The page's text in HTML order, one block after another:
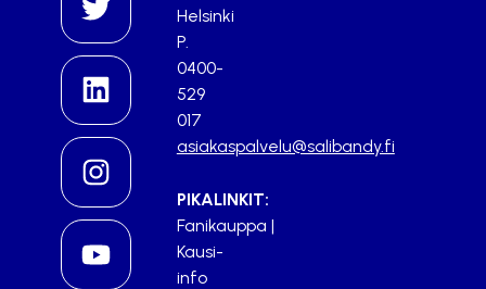
Helsinki
P.
0400-
529
017
asiakaspalvelu@salibandy.fi
PIKALINKIT:
Fanikauppa |
Kausi-
info